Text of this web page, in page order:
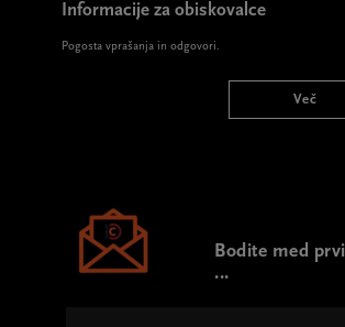
Informacije za obiskovalce
Pogosta vprašanja in odgovori.
Več
Bodite med
...